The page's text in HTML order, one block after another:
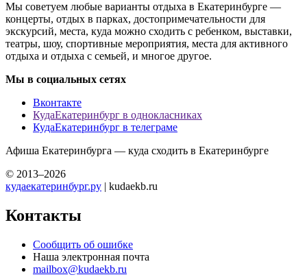
Мы советуем любые варианты отдыха в Екатеринбурге —
концерты, отдых в парках, достопримечательности для
экскурсий, места, куда можно сходить с ребенком, выставки,
театры, шоу, спортивные мероприятия, места для активного
отдыха и отдыха с семьей, и многое другое.
Мы в социальных сетях
Вконтакте
КудаЕкатеринбург в однокласниках
КудаЕкатеринбург в телеграме
Афиша Екатеринбурга — куда сходить в Екатеринбурге
© 2013–2026
кудаекатеринбург.ру | kudaekb.ru
Контакты
Сообщить об ошибке
Наша электронная почта
mailbox@kudaekb.ru